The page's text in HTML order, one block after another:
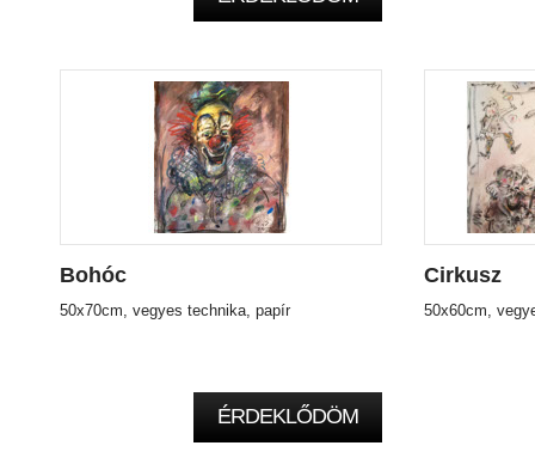
Bohóc
50x70cm, vegyes technika, papír
ÉRDEKLŐDÖM
Cirkusz
50x60cm,